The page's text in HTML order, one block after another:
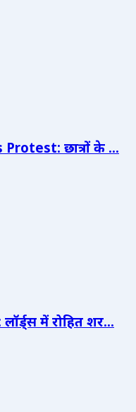
छात्रों के ...
में रोहित शर...